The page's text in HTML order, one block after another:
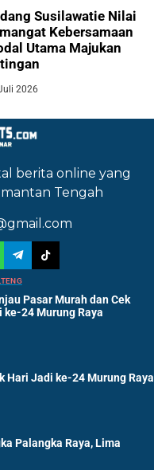
Susilawatie Nilai
Kebersamaan
Utama Majukan
2026
berita online yang
Tengah
Pasar Murah dan Cek
24 Murung Raya
Hari Jadi ke-24 Murung Raya
Palangka Raya, Lima